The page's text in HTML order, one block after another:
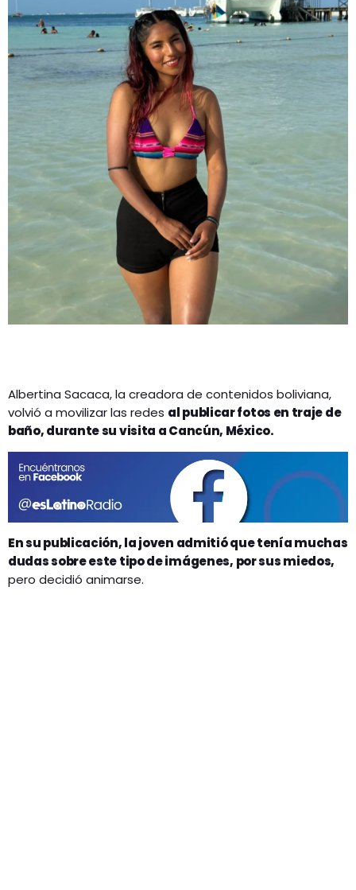
Albertina Sacaca, la creadora de contenidos boliviana,
volvió a movilizar las redes al publicar fotos en traje de
baño, durante su visita a Cancún, México.
En su publicación, la joven admitió que tenía muchas
dudas sobre este tipo de imágenes, por sus miedos,
pero decidió animarse.